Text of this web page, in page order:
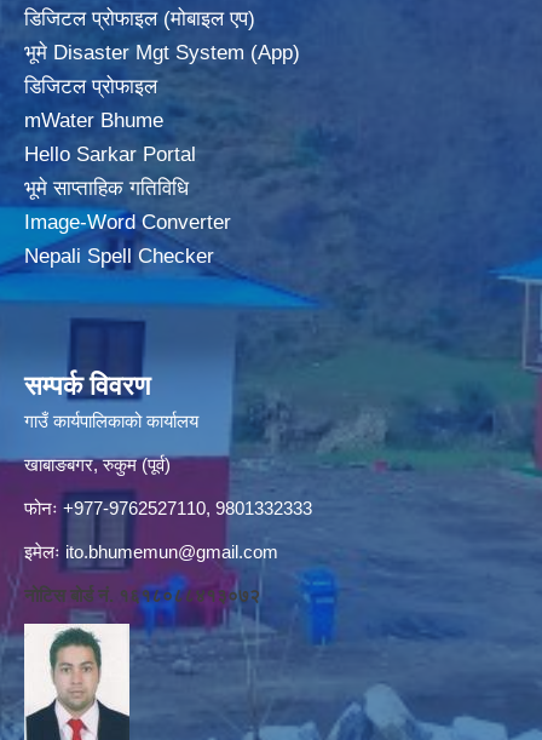
डिजिटल प्रोफाइल (मोबाइल एप)
भूमे Disaster Mgt System (App)
डिजिटल प्रोफाइल
mWater Bhume
Hello Sarkar Portal
भूमे साप्ताहिक गतिविधि
Image-Word Converter
Nepali Spell Checker
सम्पर्क विवरण
गाउँ कार्यपालिकाको कार्यालय
खाबाङबगर, रुकुम (पूर्व)
फोनः +977-9762527110, 9801332333
इमेलः ito.bhumemun@gmail.com
नोटिस बोर्ड नं. १६१८०८८४१३०७२